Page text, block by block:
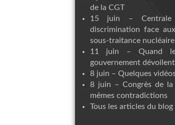
de la CGT
15 juin – Centrale
discrimination face
sous-traitance nucléaire
11 juin – Quand
gouvernement
8 juin – Quelques
8 juin – Congrès de
mêmes contradictions
Tous les articles du blog